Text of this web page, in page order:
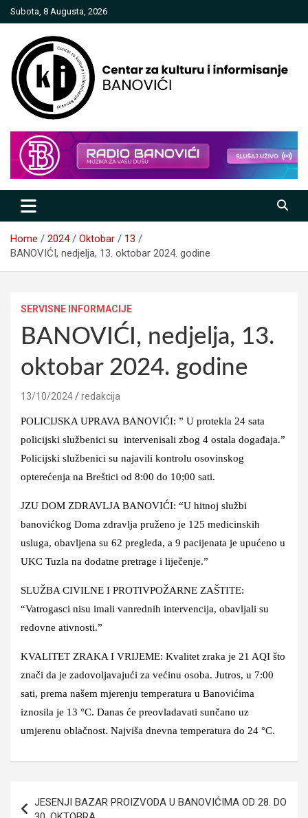
Skip
to
Subota, 8 Augusta, 2026
Centar za kulturu i informisanje
Banovići
Home 2024 Oktobar
13
BANOVIĆI, nedjelja, 13. oktobar 2024. godine
SERVISNE INFORMACIJE
BANOVIĆI, nedjelja, 13.
oktobar 2024. godine
13/10/2024 redakcija
POLICIJSKA UPRAVA BANOVIĆI: ” U protekla 24 sata
policijski službenici su intervenisali zbog 4 ostala događaja.”
Policijski službenici su najavili kontrolu osovinskog
opterećenja na Breštici od 8:00 do 10;00 sati.
JZU DOM ZDRAVLJA BANOVIĆI: “U hitnoj službi
banovićkog Doma zdravlja pruženo je 125 medicinskih
usluga, obavljena su 62 pregleda, a 9 pacijenata je upućeno u
UKC Tuzla na dodatne pretrage i liječenje.”
SLUŽBA CIVILNE I PROTIVPOŽARNE ZAŠTITE:
“Vatrogasci nisu imali vanrednih intervencija, obavljali su
redovne ativnosti.”
KVALITET ZRAKA I VRIJEME: Kvalitet zraka je 21 AQI što
znači da je zadovoljavajući za većinu osoba. Jutros, u 7:00
sati, prema našem mjerenju temperatura u Banovićima
iznosila je 13 °C. Danas će preovladavati sunčano uz
umjerenu oblačnost. Najviša dnevna temperatura do 24 °C.
članaka
JESENJI BAZAR PROIZVODA U BANOVIĆIMA OD 28. DO